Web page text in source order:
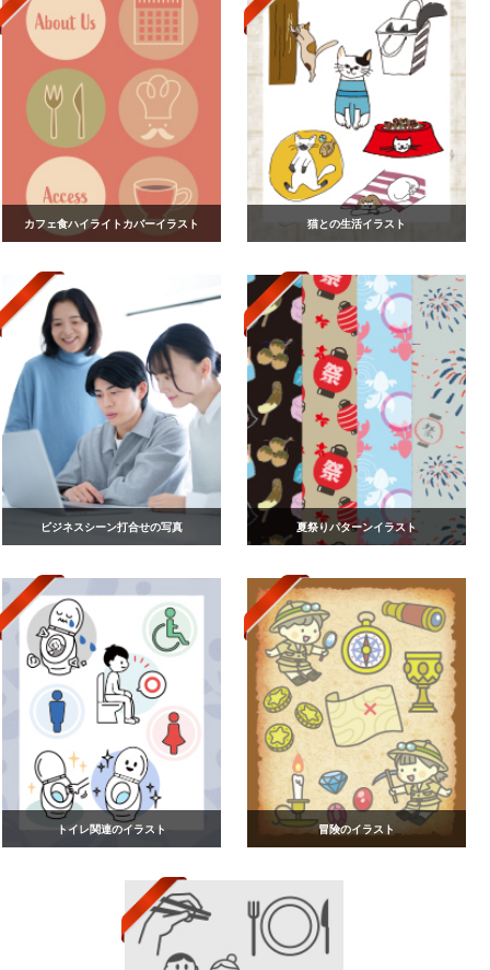
カフェ食ハイライトカバーイラスト 猫との生活イラスト
ビジネスシーン打合せの写真 夏祭りパターンイラスト
トイレ関連のイラスト 冒険のイラスト